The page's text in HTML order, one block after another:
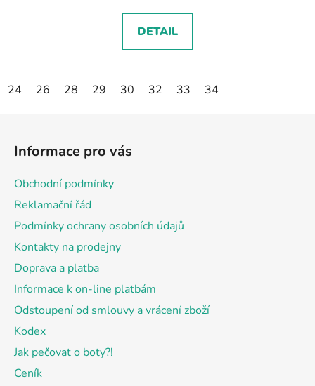
DETAIL
24 26 28 29 30 32 33 34
Informace pro vás
Obchodní podmínky
Reklamační řád
Podmínky ochrany osobních údajů
Kontakty na prodejny
Doprava a platba
Informace k on-line platbám
Odstoupení od smlouvy a vrácení zboží
Kodex
Jak pečovat o boty?!
Ceník